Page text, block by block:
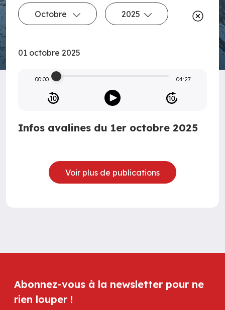
Octobre 2025
01 octobre 2025
00:00 04:27
Infos avalines du 1er octobre 2025
Voir plus de publications
Abonnez-vous à la newsletter pour ne
rien louper !